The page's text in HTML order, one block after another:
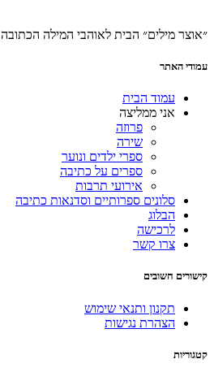
״אוצר מילים״ הבית לאוהבי המילה הכתובה
עמודי האתר
עמוד הבית
אני ממליצה
פרוזה
שירה
ספרי ילדים ונוער
ספרים על כתיבה
אירועי תרבות
סלונים ספרותיים וסדנאות כתיבה
הבלוג
לרכישה
צרו קשר
קישורים חשובים
תקנון ותנאי שימוש
הצהרת נגישות
קטגוריות